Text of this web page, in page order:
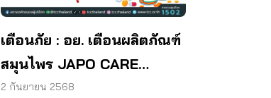
เตือนภัย : อย. เตือนผลิตภัณฑ์
สมุนไพร JAPO CARE
โฆษณาสรรพคุณเกินจริง
2 กันยายน 2568